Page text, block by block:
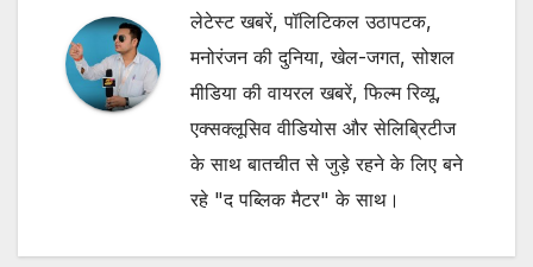
लेटेस्ट खबरें, पॉलिटिकल उठापटक,
मनोरंजन की दुनिया, खेल-जगत, सोशल
मीडिया की वायरल खबरें, फिल्म रिव्यू,
एक्सक्लूसिव वीडियोस और सेलिब्रिटीज
के साथ बातचीत से जुड़े रहने के लिए बने
रहे "द पब्लिक मैटर" के साथ।